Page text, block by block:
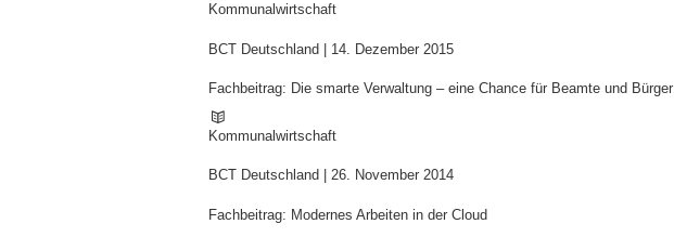
Kommunalwirtschaft
BCT Deutschland | 14. Dezember 2015
Fachbeitrag: Die smarte Verwaltung – eine Chance für Beamte und Bürger
Kommunalwirtschaft
BCT Deutschland | 26. November 2014
Fachbeitrag: Modernes Arbeiten in der Cloud